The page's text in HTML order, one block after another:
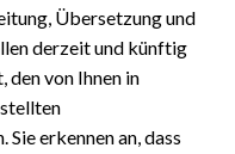
Übersetzung und
derzeit und künftig
den von Ihnen in
erkennen an, dass